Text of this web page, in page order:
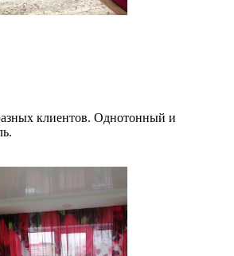
клиентов. Однотонный и